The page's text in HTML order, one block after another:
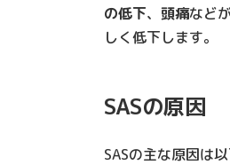
の低下、 頭痛など
しく低下します。
SASの原因
SASの主な原因は